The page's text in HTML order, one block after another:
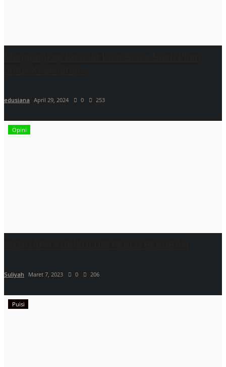
edusiana April 29, 2024 0 253
Opini
Suliyah Maret 7, 2023 0 206
Puisi